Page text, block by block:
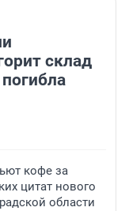
склад
кофе за
цитат нового
области